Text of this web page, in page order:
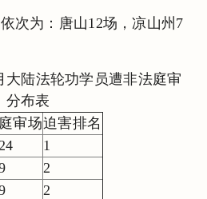
次为：唐山12场，凉山州7
大陆法轮功学员遭非法庭审
分布表
庭审场迫害排名
24
1
2
2